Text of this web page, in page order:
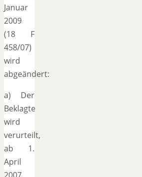
Januar
2009
(18 F
458/07)
wird
abgeändert:
a) Der
Beklagte
wird
verurteilt,
ab 1.
April